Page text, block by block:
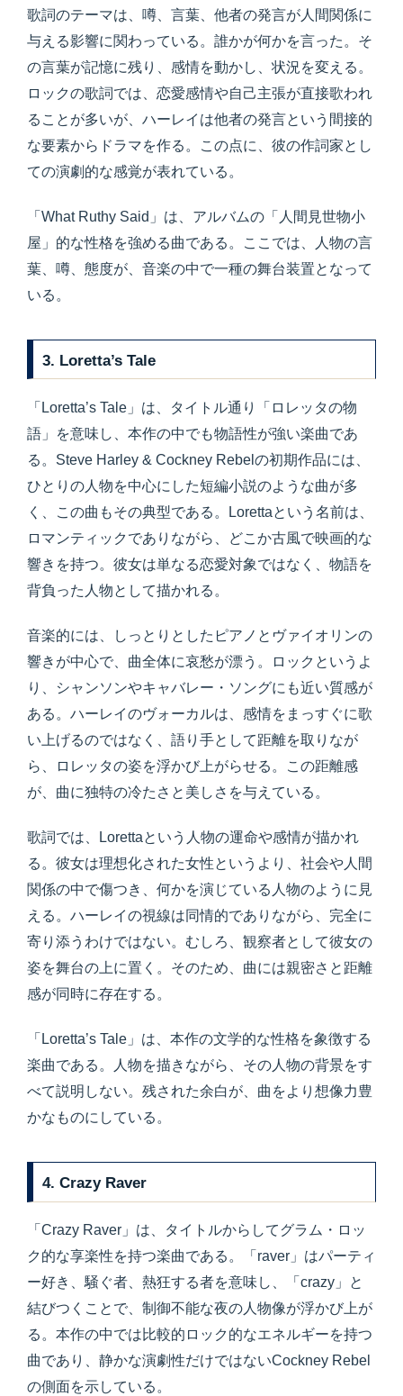
歌詞のテーマは、噂、言葉、他者の発言が人間関係に
与える影響に関わっている。誰かが何かを言った。そ
の言葉が記憶に残り、感情を動かし、状況を変える。
ロックの歌詞では、恋愛感情や自己主張が直接歌われ
ることが多いが、ハーレイは他者の発言という間接的
な要素からドラマを作る。この点に、彼の作詞家とし
ての演劇的な感覚が表れている。
「What Ruthy Said」は、アルバムの「人間見世物小
屋」的な性格を強める曲である。ここでは、人物の言
葉、噂、態度が、音楽の中で一種の舞台装置となって
いる。
3. Loretta’s Tale
「Loretta’s Tale」は、タイトル通り「ロレッタの物
語」を意味し、本作の中でも物語性が強い楽曲であ
る。Steve Harley & Cockney Rebelの初期作品には、
ひとりの人物を中心にした短編小説のような曲が多
く、この曲もその典型である。Lorettaという名前は、
ロマンティックでありながら、どこか古風で映画的な
響きを持つ。彼女は単なる恋愛対象ではなく、物語を
背負った人物として描かれる。
音楽的には、しっとりとしたピアノとヴァイオリンの
響きが中心で、曲全体に哀愁が漂う。ロックというよ
り、シャンソンやキャバレー・ソングにも近い質感が
ある。ハーレイのヴォーカルは、感情をまっすぐに歌
い上げるのではなく、語り手として距離を取りなが
ら、ロレッタの姿を浮かび上がらせる。この距離感
が、曲に独特の冷たさと美しさを与えている。
歌詞では、Lorettaという人物の運命や感情が描かれ
る。彼女は理想化された女性というより、社会や人間
関係の中で傷つき、何かを演じている人物のように見
える。ハーレイの視線は同情的でありながら、完全に
寄り添うわけではない。むしろ、観察者として彼女の
姿を舞台の上に置く。そのため、曲には親密さと距離
感が同時に存在する。
「Loretta’s Tale」は、本作の文学的な性格を象徴する
楽曲である。人物を描きながら、その人物の背景をす
べて説明しない。残された余白が、曲をより想像力豊
かなものにしている。
4. Crazy Raver
「Crazy Raver」は、タイトルからしてグラム・ロッ
ク的な享楽性を持つ楽曲である。「raver」はパーティ
ー好き、騒ぐ者、熱狂する者を意味し、「crazy」と
結びつくことで、制御不能な夜の人物像が浮かび上が
る。本作の中では比較的ロック的なエネルギーを持つ
曲であり、静かな演劇性だけではないCockney Rebel
の側面を示している。